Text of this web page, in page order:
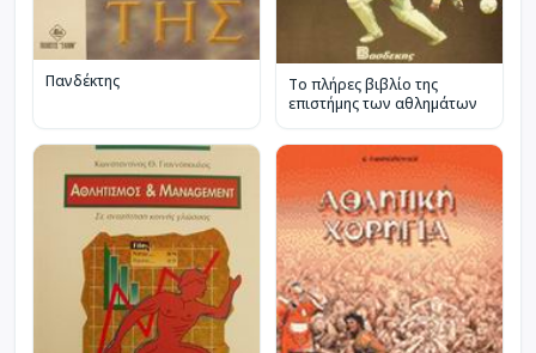
Πανδέκτης
Το πλήρες βιβλίο της
επιστήμης των αθλημάτων